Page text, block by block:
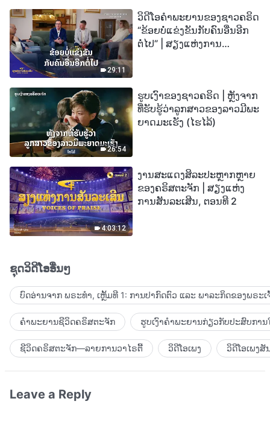
29:11
ວິດີໂອຄຳພະຍານຂອງຊາວຄຣິດ
“ຂ້ອຍບໍ່ແຂ່ງຂັນກັບຄົນອື່ນອີກ
ຕໍ່ໄປ” | ສຽງແຫ່ງການ
26:54
ຮູບເງົາຂອງຊາວຄຣິດ | ຫຼັງຈາກ
ທີ່ຮັບຮູ້ວ່າລູກສາວຂອງລາວມີພະ
ຍາດມະເຮັງ (ໄຮໄລ້)
4:03:12
ງານສະແດງສິລະປະຫຼາກຫຼາຍ
ຂອງຄຣິສຕະຈັກ | ສຽງແຫ່ງ
ການສັນລະເສີນ, ຕອນທີ 2
ຊຸດວິດີໂອອື່ນໆ
ບົດອ່ານຈາກ ພຣະທຳ, ເຫຼັ້ມທີ 1: ການປາກົດຕົວ ແລະ ພາລະກິດຂອງພຣະເ
ຄຳພະຍານຊີວິດຄຣິສຕະຈັກ ຮູບເງົາຄຳພະຍານກ່ຽວກັບປະສົບກາ
ຊີວິດຄຣິສຕະຈັກ—ລາຍການວາໄຣຕີ້ ວິດີໂອເພງ ວິດີໂອເພງສັ
Leave a Reply